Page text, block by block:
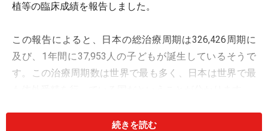
植等の臨床成績を報告しました。
この報告によると、日本の総治療周期は326,426周期に
及び、1年間に37,953人の子どもが誕生しているそうで
す。この治療周期数は世界で最も多く、日本は世界で最
続きを読む